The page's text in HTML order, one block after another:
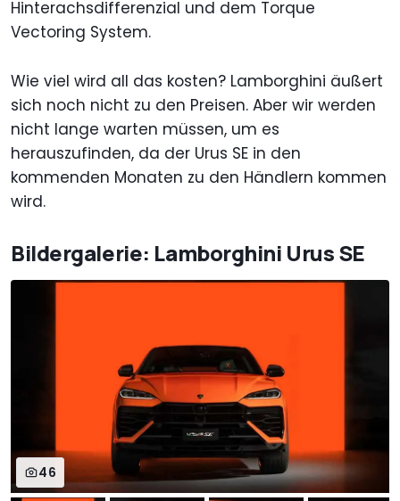
Hinterachsdifferenzial und dem Torque
Vectoring System.
Wie viel wird all das kosten? Lamborghini äußert
sich noch nicht zu den Preisen. Aber wir werden
nicht lange warten müssen, um es
herauszufinden, da der Urus SE in den
kommenden Monaten zu den Händlern kommen
wird.
Bildergalerie: Lamborghini Urus SE
46